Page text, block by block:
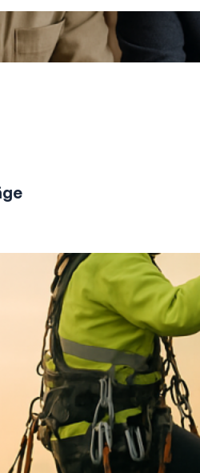
Renovierung in der
So gelingt es